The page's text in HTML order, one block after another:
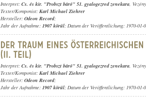
Interpret: Cs. és kir. "Probszt báró" 51. gyalogezred zenekara,
Texter/Komponist: Karl Michael Ziehrer
Hersteller: Odeon Record;
Jahr der Aufnahme: 1907 körül; Datum der Veröffentlichung: 1970-01-
Interpret: Cs. és kir. "Probszt báró" 51. gyalogezred zenekara,
Texter/Komponist: Karl Michael Ziehrer
Hersteller: Odeon Record;
Jahr der Aufnahme: 1907 körül; Datum der Veröffentlichung: 1970-01-